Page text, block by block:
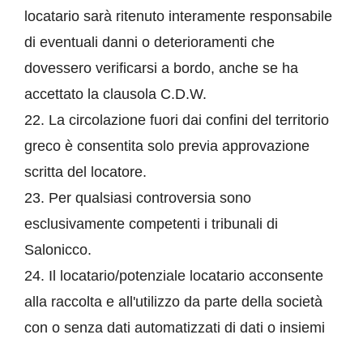
locatario sarà ritenuto interamente responsabile
di eventuali danni o deterioramenti che
dovessero verificarsi a bordo, anche se ha
accettato la clausola C.D.W.
22. La circolazione fuori dai confini del territorio
greco è consentita solo previa approvazione
scritta del locatore.
23. Per qualsiasi controversia sono
esclusivamente competenti i tribunali di
Salonicco.
24. Il locatario/potenziale locatario acconsente
alla raccolta e all'utilizzo da parte della società
con o senza dati automatizzati di dati o insiemi